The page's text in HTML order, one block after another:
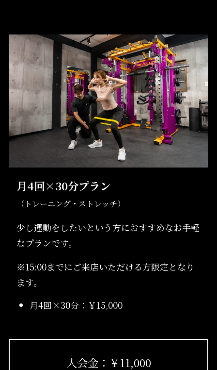
月4回×30分プラン
（トレーニング・ストレッチ）
少し運動をしたいという方におすすめなお手軽
なプランです。
※15:00までにご来店いただける方限定となり
ます。
月4回×30分：￥15,000
入会金：￥11,000